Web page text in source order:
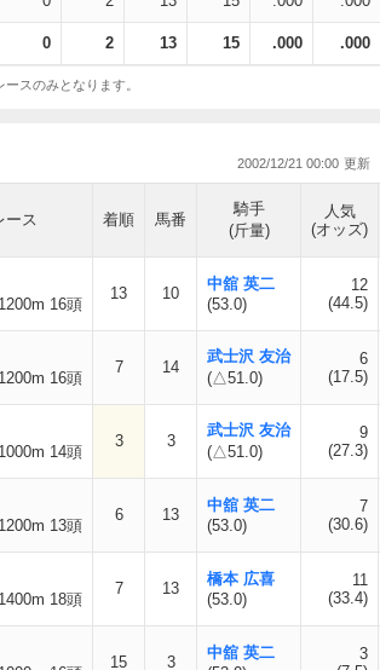
0 2 13 15 .000 .000
スのみとなります。
2002/12/21 00:00
ース 着順 馬番
騎手
(斤量)
人気
(オッズ)
16頭
13 10
中舘 英二
(53.0)
12
(44.5)
16頭
7 14
武士沢 友治
(△51.0)
6
(17.5)
14頭
3 3
武士沢 友治
(△51.0)
9
(27.3)
13頭
6 13
中舘 英二
(53.0)
7
(30.6)
18頭
7 13
橋本 広喜
(53.0)
11
(33.4)
15 3
中舘 英二
3